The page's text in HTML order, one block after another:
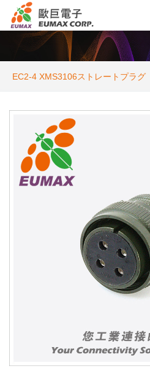
EC2-4 XMS3106ストレートプラグ